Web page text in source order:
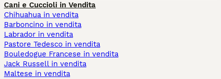
Cani e Cuccioli in Vendita
Chihuahua in vendita
Barboncino in vendita
Labrador in vendita
Pastore Tedesco in vendita
Bouledogue Francese in vendita
Jack Russell in vendita
Maltese in vendita